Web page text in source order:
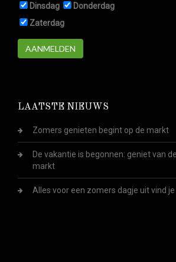
Dinsdag
Donderdag
Zaterdag
AANMELDEN
LAATSTE NIEUWS
Zomers genieten begint op de markt
De vakantie is begonnen: geniet van
markt
Alles voor een zomers dagje uit vind